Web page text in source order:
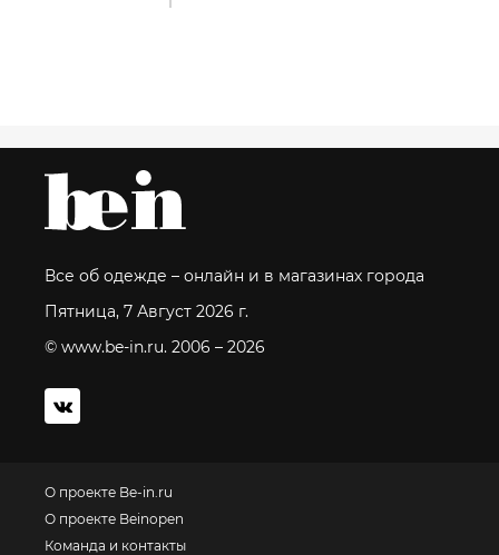
Все об одежде – онлайн и в магазинах города
Пятница, 7 Август 2026 г.
© www.be-in.ru. 2006 – 2026
О проекте Be-in.ru
О проекте Beinopen
Команда и контакты